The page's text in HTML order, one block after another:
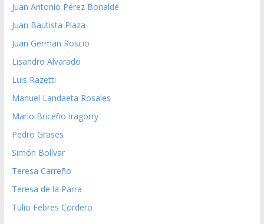
Juan Antonio Pérez Bonalde
Juan Bautista Plaza
Juan German Roscio
Lisandro Alvarado
Luis Razetti
Manuel Landaeta Rosales
Mario Briceño Iragorry
Pedro Grases
Simón Bolívar
Teresa Carreño
Teresa de la Parra
Tulio Febres Cordero